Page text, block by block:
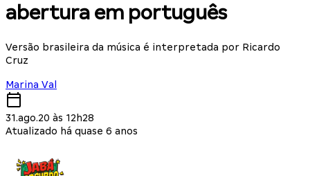
abertura em português
Versão brasileira da música é interpretada por Ricardo
Cruz
Marina Val
31.ago.20 às 12h28
Atualizado há quase 6 anos